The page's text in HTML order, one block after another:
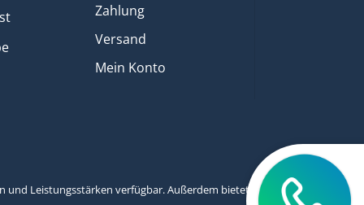
Zahlung
Versand
Mein Konto
und Leistungsstärken verfügbar. Außerdem bietet